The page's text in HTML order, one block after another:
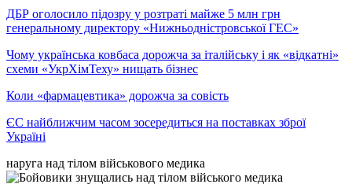
ДБР оголосило підозру у розтраті майже 5 млн грн
генеральному директору «Нижньодністровської ГЕС»
Чому українська ковбаса дорожча за італійську і як «відкатні»
схеми «УкрХімТеху» нищать бізнес
Коли «фармацевтика» дорожча за совість
ЄС найближчим часом зосередиться на поставках зброї
Україні
наруга над тілом військового медика